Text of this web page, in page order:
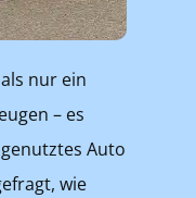
nur ein
– es
Auto
wie